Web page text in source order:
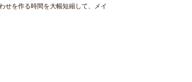
せを作る時間を大幅短縮して、メイ